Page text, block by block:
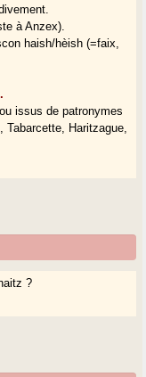
à Anzex).
haish/hèish (=faix,
issus de patronymes
Haritzague,
?